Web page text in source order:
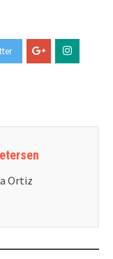
Ortiz